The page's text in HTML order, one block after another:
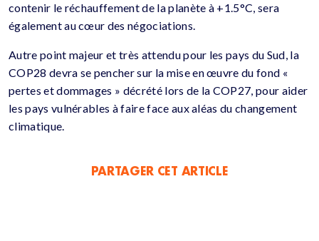
contenir le réchauffement de la planète à +1.5°C, sera
également au cœur des négociations.
Autre point majeur et très attendu pour les pays du Sud, la
COP28 devra se pencher sur la mise en œuvre du fond «
pertes et dommages » décrété lors de la COP27, pour aider
les pays vulnérables à faire face aux aléas du changement
climatique.
PARTAGER CET ARTICLE